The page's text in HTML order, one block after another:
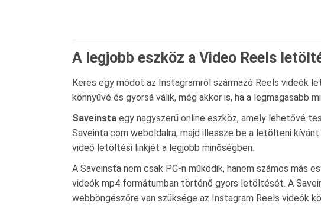
A legjobb eszköz a Video Reels
Keres egy módot az Instagramról származó Reels videók
könnyűvé és gyorsá válik, még akkor is, ha a legmagasabb
Saveinsta egy nagyszerű online eszköz, amely lehetővé
Saveinta.com weboldalra, majd illessze be a letölteni
videó letöltési linkjét a legjobb minőségben.
A Saveinsta nem csak PC-n működik, hanem számos más
videók mp4 formátumban történő gyors letöltését. A
webböngészőre van szüksége az Instagram Reels videók